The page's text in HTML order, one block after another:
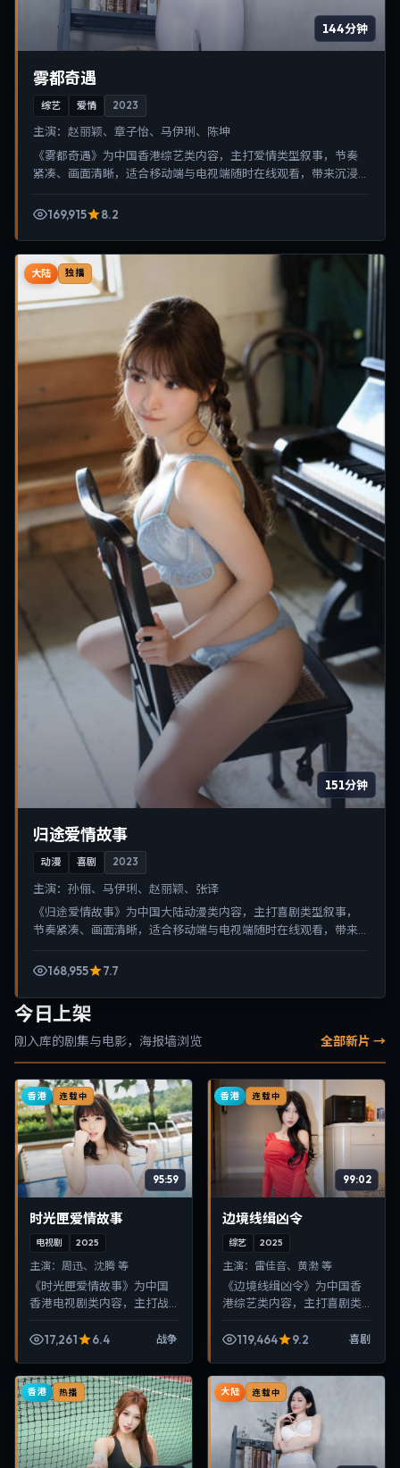
144分钟
雾都奇遇
综艺 爱情 2023
主演： 赵丽颖、章子怡、马伊琍、陈坤
《雾都奇遇》为中国香港综艺类内容，主打爱情类型叙事，节奏
紧凑、画面清晰，适合移动端与电视端随时在线观看，带来沉浸
169,915
8.2
大陆 独播
151分钟
归途爱情故事
动漫 喜剧 2023
主演： 孙俪、马伊琍、赵丽颖、张译
《归途爱情故事》为中国大陆动漫类内容，主打喜剧类型叙事，
节奏紧凑、画面清晰，适合移动端与电视端随时在线观看，带来
168,955
7.7
今日上架
刚入库的剧集与电影，海报墙浏览 全部新片 →
香港 连载中
95:59
时光匣爱情故事
电视剧 2025
主演： 周迅、沈腾 等
《时光匣爱情故事》为中国
香港电视剧类内容，主打战
面清晰，适合移动端与电视
17,261 6.4 战争
香港 连载中
99:02
边境线缉凶令
综艺 2025
主演： 雷佳音、黄渤 等
《边境线缉凶令》为中国香
港综艺类内容，主打喜剧类
晰，适合移动端与电视端随
119,464 9.2 喜剧
香港 热播 大陆 连载中